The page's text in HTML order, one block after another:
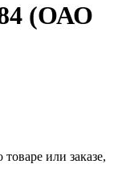
(ОАО
или заказе,